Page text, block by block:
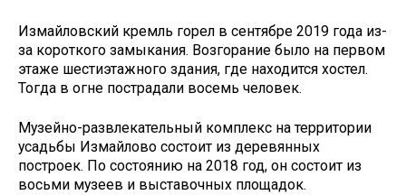
Измайловский кремль горел в сентябре 2019 года из-
за короткого замыкания. Возгорание было на первом
этаже шестиэтажного здания, где находится хостел.
Тогда в огне пострадали восемь человек.
Музейно-развлекательный комплекс на территории
усадьбы Измайлово состоит из деревянных
построек. По состоянию на 2018 год, он состоит из
восьми музеев и выставочных площадок.